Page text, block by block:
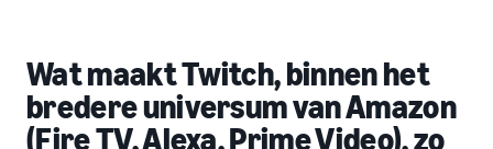
Wat maakt Twitch, binnen het
bredere universum van Amazon
(Fire TV, Alexa, Prime Video), zo